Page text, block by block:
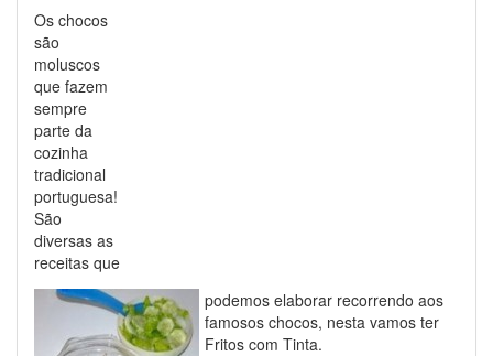
Os chocos
são
moluscos
que fazem
sempre
parte da
cozinha
tradicional
portuguesa!
São
diversas as
receitas que
podemos elaborar recorrendo aos
famosos chocos, nesta vamos ter
Fritos com Tinta.